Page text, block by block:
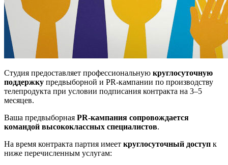
Студия предоставляет профессиональную круглосуточную
поддержку предвыборной и PR-кампании по производству
телепродукта при условии подписания контракта на 3–5
месяцев.
Ваша предвыборная PR-кампания сопровождается
командой высококлассных специалистов.
На время контракта партия имеет круглосуточный доступ к
ниже перечисленным услугам: